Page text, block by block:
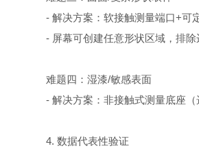
- 解决方案：软接触测量端口+可
- 屏幕可创建任意形状区域，排
难题四：湿漆/敏感表面
- 解决方案：非接触式测量底座
4. 数据代表性验证